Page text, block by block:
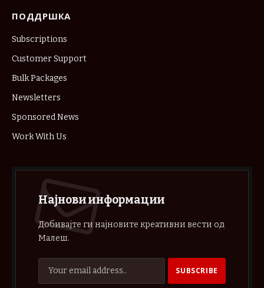
ПОДДРШКА
Subscriptions
Customer Support
Bulk Packages
Newsletters
Sponsored News
Work With Us
Најнови информации
Добивајте ги најновите креативни вести од
Малеш.